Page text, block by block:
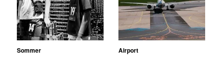
Sommer Airport